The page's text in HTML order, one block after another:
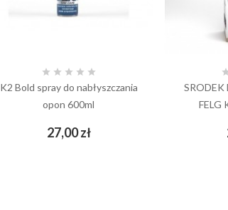
    
K2 Bold spray do nabłyszczania
opon 600ml
27,00 złCena
add_shopping_cart
SRODEK
FELG